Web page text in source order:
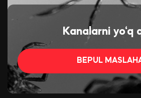
Kanalarni yo‘q
BEPUL